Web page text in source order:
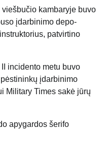
kambaryje buvo
įdarbinimo depo-
patvirtino
incidento metu buvo
įdarbinimo
Military Times sakė jūrų
apygardos šerifo